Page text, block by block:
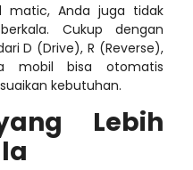
matic, Anda juga tidak
Cukup dengan
D (Drive), R (Reverse),
mobil bisa otomatis
kebutuhan.
Lebih